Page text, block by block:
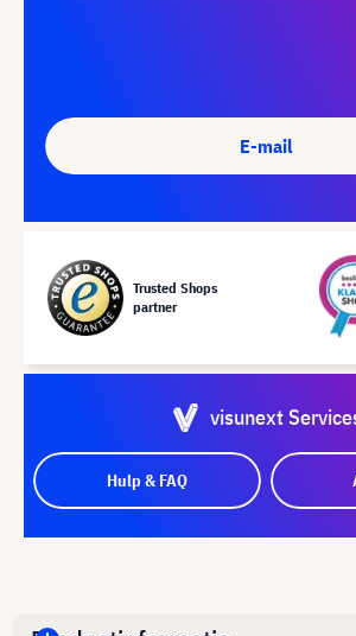
E-mail
Trusted Shops
partner
visunext
Hulp & FAQ